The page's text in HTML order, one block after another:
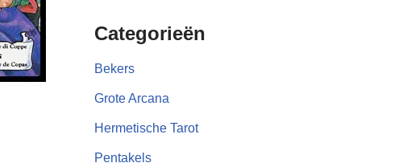
Categorieën
Bekers
Grote Arcana
Hermetische Tarot
Pentakels